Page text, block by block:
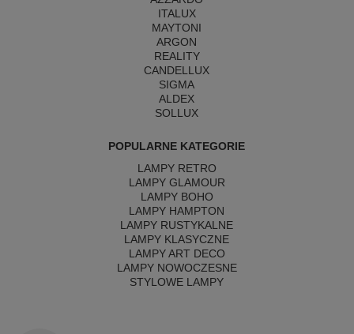
ITALUX
MAYTONI
ARGON
REALITY
CANDELLUX
SIGMA
ALDEX
SOLLUX
POPULARNE KATEGORIE
LAMPY RETRO
LAMPY GLAMOUR
LAMPY BOHO
LAMPY HAMPTON
LAMPY RUSTYKALNE
LAMPY KLASYCZNE
LAMPY ART DECO
LAMPY NOWOCZESNE
STYLOWE LAMPY